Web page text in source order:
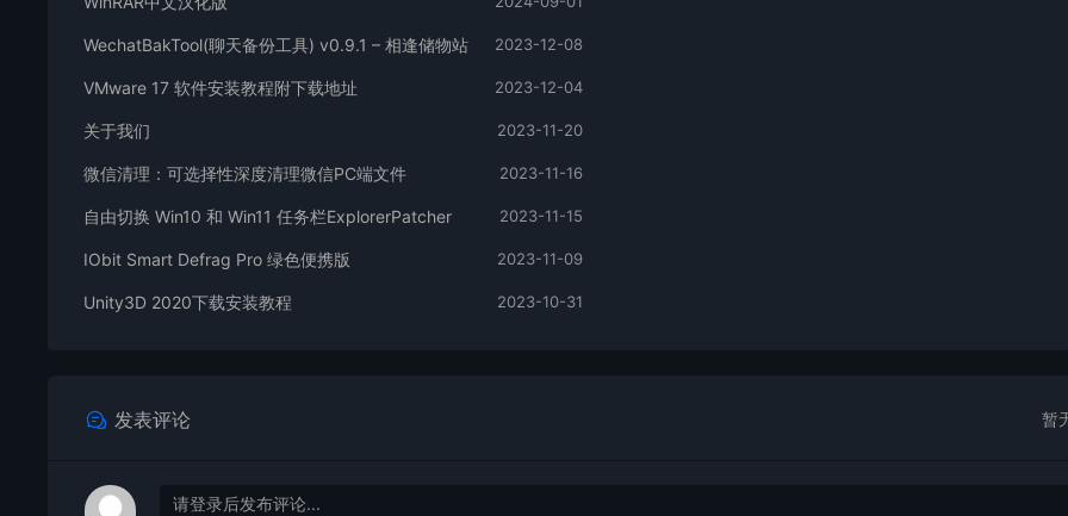
WechatBakTool(聊天备份工具) v0.9.1 – 相逢储物站 2023-12-08
VMware 17 软件安装教程附下载地址 2023-12-04
关于我们 2023-11-20
微信清理：可选择性深度清理微信PC端文件 2023-11-16
自由切换 Win10 和 Win11 任务栏ExplorerPatcher 2023-11-15
IObit Smart Defrag Pro 绿色便携版 2023-11-09
Unity3D 2020下载安装教程 2023-10-31
发表评论 暂